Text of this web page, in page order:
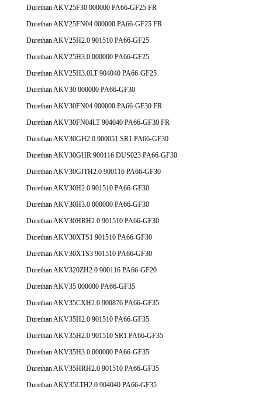
Durethan AKV25F30 000000 PA66-GF25 FR
Durethan AKV25FN04 000000 PA66-GF25 FR
Durethan AKV25H2.0 901510 PA66-GF25
Durethan AKV25H3.0 000000 PA66-GF25
Durethan AKV25H3.0LT 904040 PA66-GF25
Durethan AKV30 000000 PA66-GF30
Durethan AKV30FN04 000000 PA66-GF30 FR
Durethan AKV30FN04LT 904040 PA66-GF30 FR
Durethan AKV30GH2.0 900051 SR1 PA66-GF30
Durethan AKV30GHR 900116 DUS023 PA66-GF30
Durethan AKV30GITH2.0 900116 PA66-GF30
Durethan AKV30H2.0 901510 PA66-GF30
Durethan AKV30H3.0 000000 PA66-GF30
Durethan AKV30HRH2.0 901510 PA66-GF30
Durethan AKV30XTS1 901510 PA66-GF30
Durethan AKV30XTS3 901510 PA66-GF30
Durethan AKV320ZH2.0 900116 PA66-GF20
Durethan AKV35 000000 PA66-GF35
Durethan AKV35CXH2.0 900876 PA66-GF35
Durethan AKV35H2.0 901510 PA66-GF35
Durethan AKV35H2.0 901510 SR1 PA66-GF35
Durethan AKV35H3.0 000000 PA66-GF35
Durethan AKV35HRH2.0 901510 PA66-GF35
Durethan AKV35LTH2.0 904040 PA66-GF35